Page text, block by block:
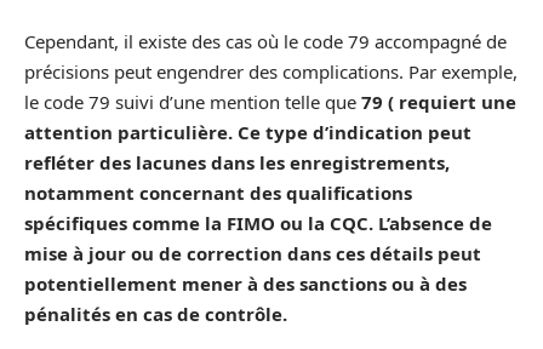
Cependant, il existe des cas où le code 79 accompagné de
précisions peut engendrer des complications. Par exemple,
le code 79 suivi d’une mention telle que 79 ( requiert une
attention particulière. Ce type d’indication peut
refléter des lacunes dans les enregistrements,
notamment concernant des qualifications
spécifiques comme la FIMO ou la CQC. L’absence de
mise à jour ou de correction dans ces détails peut
potentiellement mener à des sanctions ou à des
pénalités en cas de contrôle.